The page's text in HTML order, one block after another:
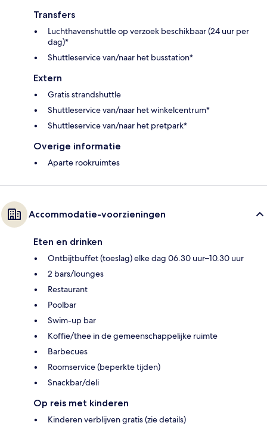
Transfers
Luchthavenshuttle op verzoek beschikbaar (24 uur per
dag)*
Shuttleservice van/naar het busstation*
Extern
Gratis strandshuttle
Shuttleservice van/naar het winkelcentrum*
Shuttleservice van/naar het pretpark*
Overige informatie
Aparte rookruimtes
Accommodatie-voorzieningen
Eten en drinken
Ontbijtbuffet (toeslag) elke dag 06.30 uur–10.30 uur
2 bars/lounges
Restaurant
Poolbar
Swim-up bar
Koffie/thee in de gemeenschappelijke ruimte
Barbecues
Roomservice (beperkte tijden)
Snackbar/deli
Op reis met kinderen
Kinderen verblijven gratis (zie details)